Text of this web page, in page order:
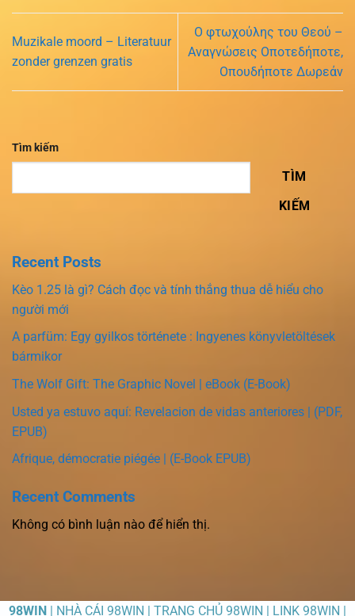
Muzikale moord – Literatuur
zonder grenzen gratis
Ο φτωχούλης του Θεού –
Αναγνώσεις Οποτεδήποτε,
Οπουδήποτε Δωρεάν
Tìm kiếm
TÌM
KIẾM
Recent Posts
Kèo 1.25 là gì? Cách đọc và tính thắng thua dễ hiểu cho
người mới
A parfüm: Egy gyilkos története : Ingyenes könyvletöltések
bármikor
The Wolf Gift: The Graphic Novel | eBook (E-Book)
Usted ya estuvo aquí: Revelacion de vidas anteriores | (PDF,
EPUB)
Afrique, démocratie piégée | (E-Book EPUB)
Recent Comments
Không có bình luận nào để hiển thị.
98WIN | NHÀ CÁI 98WIN | TRANG CHỦ 98WIN | LINK 98WIN |